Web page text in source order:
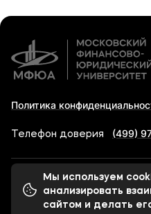
Политика
Телефон доверия (499)
© 1998-2023 Московский
университет МФЮА
Мы используем
анализировать
сайтом и делать